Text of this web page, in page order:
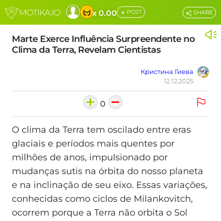
x 0.00 + POST
Marte Exerce Influência Surpreendente no
Clima da Terra, Revelam Cientistas
Кристина Гиева
12.12.2025
SHARE
0
O clima da Terra tem oscilado entre eras
glaciais e períodos mais quentes por
milhões de anos, impulsionado por
mudanças sutis na órbita do nosso planeta
e na inclinação de seu eixo. Essas variações,
conhecidas como ciclos de Milankovitch,
ocorrem porque a Terra não orbita o Sol